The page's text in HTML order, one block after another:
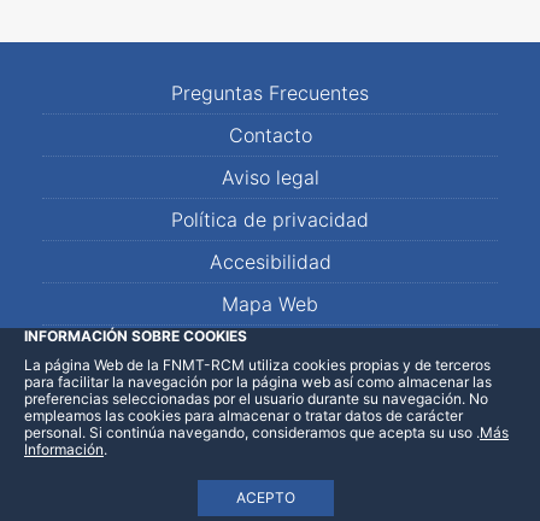
Preguntas Frecuentes
Contacto
Aviso legal
Política de privacidad
Accesibilidad
Mapa Web
LinkedInFacebookWhatsApp
INFORMACIÓN SOBRE COOKIES
La página Web de la FNMT-RCM utiliza cookies propias y de terceros
para facilitar la navegación por la página web así como almacenar las
preferencias seleccionadas por el usuario durante su navegación. No
empleamos las cookies para almacenar o tratar datos de carácter
personal. Si continúa navegando, consideramos que acepta su uso
ACEPTO
.Más
Información.